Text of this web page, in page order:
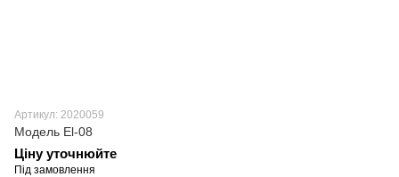
Артикул: 2020059
Модель El-08
Ціну уточнюйте
Під замовлення